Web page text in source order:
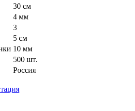
30 см
4 мм
3
5 см
10 мм
500 шт.
Россия